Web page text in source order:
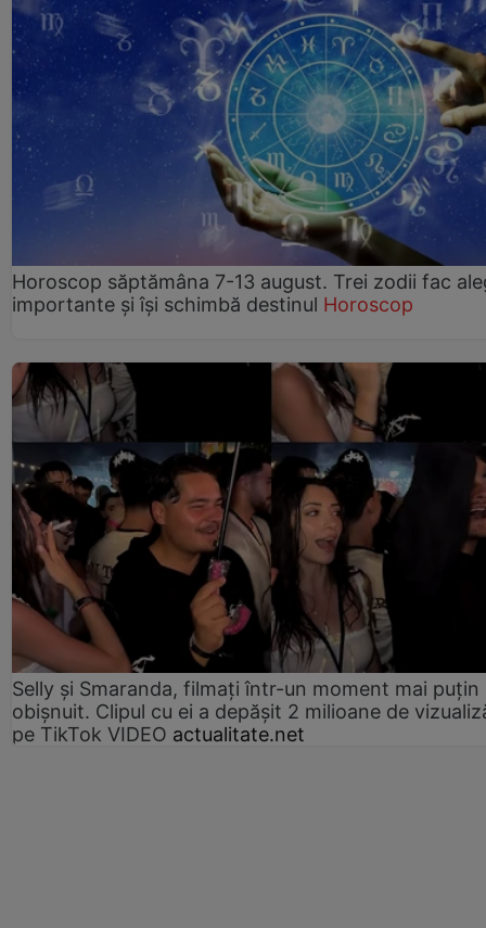
Horoscop săptămâna 7-13 august. Trei zodii fac
importante și își schimbă destinul Horoscop
Selly și Smaranda, filmați într-un moment mai puțin
obișnuit. Clipul cu ei a depășit 2 milioane de
pe TikTok VIDEO actualitate.net